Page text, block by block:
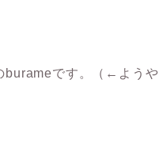
burameです。（←ようや